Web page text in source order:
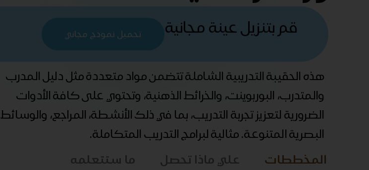
قم بتنزيل عينة مجانية تحميل نموذج مجاني
هذه الحقيبة التدريبية الشاملة تتضمن مواد متعددة مثل دليل المدرب
والمتدرب، البوربوينت، والخرائط الذهنية، وتحتوي على كافة الأدوات
الضرورية لتعزيز تجربة التدريب، بما في ذلك الأنشطة، المراجع، والوسائط
البصرية المتنوعة. مثالية لبرامج التدريب المتكاملة.
المخططات علي ماذا تحصل ما ستتعلمه